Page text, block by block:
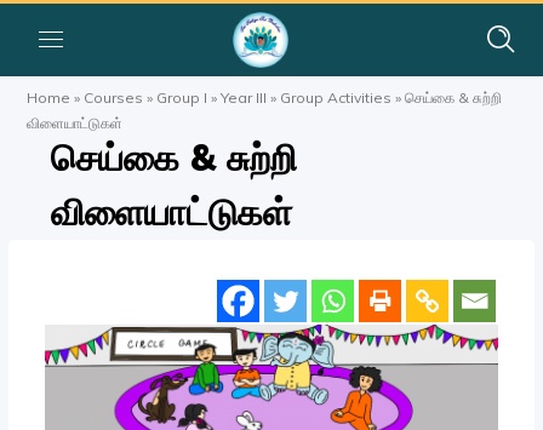
Home » Courses » Group I »Year III » Group Activities »செய்கை & சுற்றி
விளையாட்டுகள்
செய்கை & சுற்றி
விளையாட்டுகள்